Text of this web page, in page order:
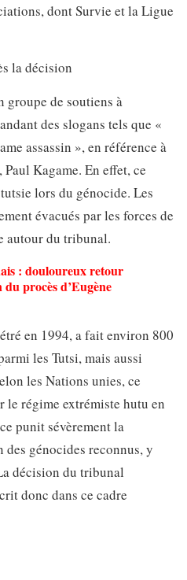
dont Survie et la Ligue
la décision
groupe de soutiens à
des slogans tels que «
assassin », en référence à
Kagame. En effet, ce
lors du génocide. Les
évacués par les forces de
autour du tribunal.
: douloureux retour
du procès d’Eugène
en 1994, a fait environ 800
les Tutsi, mais aussi
les Nations unies, ce
le régime extrémiste hutu en
punit sévèrement la
génocides reconnus, y
décision du tribunal
donc dans ce cadre